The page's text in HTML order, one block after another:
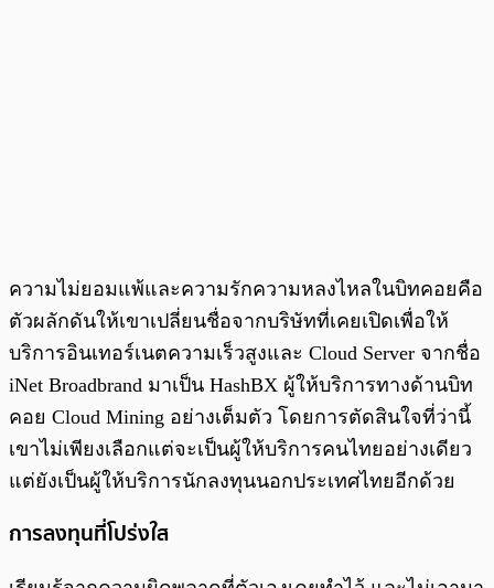
ความไม่ยอมแพ้และความรักความหลงไหลในบิทคอยคือ
ตัวผลักดันให้เขาเปลี่ยนชื่อจากบริษัทที่เคยเปิดเพื่อให้
บริการอินเทอร์เนตความเร็วสูงและ Cloud Server จากชื่อ
iNet Broadbrand มาเป็น HashBX ผู้ให้บริการทางด้านบิท
คอย Cloud Mining อย่างเต็มตัว โดยการตัดสินใจที่ว่านี้
เขาไม่เพียงเลือกแต่จะเป็นผู้ให้บริการคนไทยอย่างเดียว
แต่ยังเป็นผู้ให้บริการนักลงทุนนอกประเทศไทยอีกด้วย
การลงทุนที่โปร่งใส